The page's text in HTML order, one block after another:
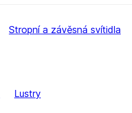
Stropní a závěsná svítidla
Lustry